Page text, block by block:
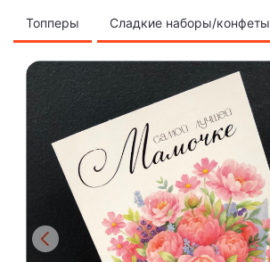
Топперы Сладкие наборы/конфеты